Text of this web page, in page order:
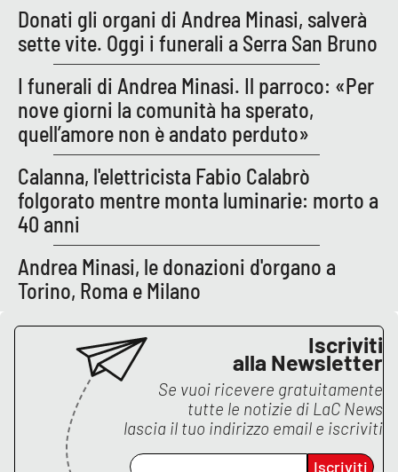
Donati gli organi di Andrea Minasi, salverà
sette vite. Oggi i funerali a Serra San Bruno
I funerali di Andrea Minasi. Il parroco: «Per
nove giorni la comunità ha sperato,
quell’amore non è andato perduto»
Calanna, l'elettricista Fabio Calabrò
folgorato mentre monta luminarie: morto a
40 anni
Andrea Minasi, le donazioni d'organo a
Torino, Roma e Milano
Iscriviti
alla Newsletter
Se vuoi ricevere gratuitamente
tutte le notizie di LaC News
lascia il tuo indirizzo email e iscriviti
Iscriviti